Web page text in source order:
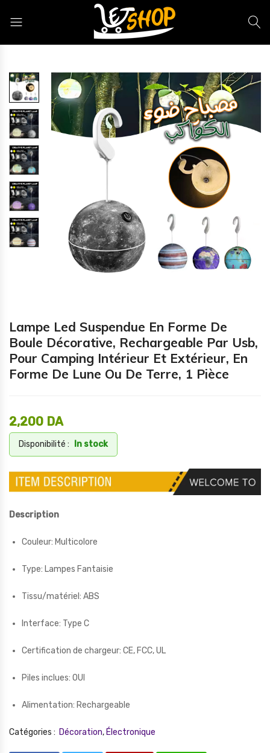
Lampe Led Suspendue En Forme De
Boule Décorative, Rechargeable Par Usb,
Pour Camping Intérieur Et Extérieur, En
Forme De Lune Ou De Terre, 1 Pièce
2,200 DA
Disponibilité : In stock
Description
Couleur: Multicolore
Type: Lampes Fantaisie
Tissu/matériel: ABS
Interface: Type C
Certification de chargeur: CE, FCC, UL
Piles inclues: OUI
Alimentation: Rechargeable
Catégories : Décoration, Électronique